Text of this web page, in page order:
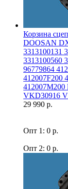
Корзина
DOOSAN
3313100131
3313100560
96779864
412007F200
VKD30916
29 990 р.
Опт 1: 0 р.
Опт 2: 0 р.